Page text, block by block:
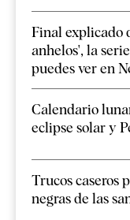
Final explicado
anhelos', la
puedes ver en
Calendario
eclipse solar y
Trucos caseros
negras de las